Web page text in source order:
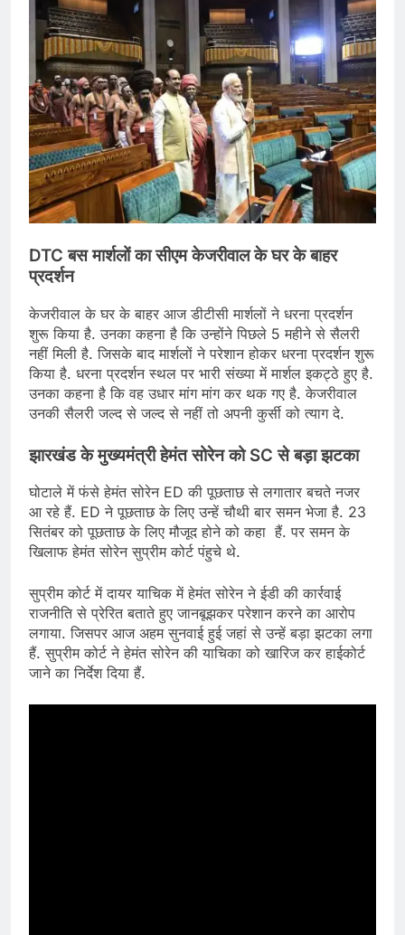
DTC बस मार्शलों का सीएम केजरीवाल के घर के बाहर
प्रदर्शन
केजरीवाल के घर के बाहर आज डीटीसी मार्शलों ने धरना प्रदर्शन
शुरू किया है. उनका कहना है कि उन्होंने पिछले 5 महीने से सैलरी
नहीं मिली है. जिसके बाद मार्शलों ने परेशान होकर धरना प्रदर्शन शुरू
किया है. धरना प्रदर्शन स्थल पर भारी संख्या में मार्शल इकट्ठे हुए है.
उनका कहना है कि वह उधार मांग मांग कर थक गए है. केजरीवाल
उनकी सैलरी जल्द से जल्द से नहीं तो अपनी कुर्सी को त्याग दे.
झारखंड के मुख्यमंत्री हेमंत सोरेन को SC से बड़ा झटका
घोटाले में फंसे हेमंत सोरेन ED की पूछताछ से लगातार बचते नजर
आ रहे हैं. ED ने पूछताछ के लिए उन्हें चौथी बार समन भेजा है. 23
सितंबर को पूछताछ के लिए मौजूद होने को कहा हैं. पर समन के
खिलाफ हेमंत सोरेन सुप्रीम कोर्ट पंहुचे थे.
सुप्रीम कोर्ट में दायर याचिक में हेमंत सोरेन ने ईडी की कार्रवाई
राजनीति से प्रेरित बताते हुए जानबूझकर परेशान करने का आरोप
लगाया. जिसपर आज अहम सुनवाई हुई जहां से उन्हें बड़ा झटका लगा
हैं. सुप्रीम कोर्ट ने हेमंत सोरेन की याचिका को खारिज कर हाईकोर्ट
जाने का निर्देश दिया हैं.